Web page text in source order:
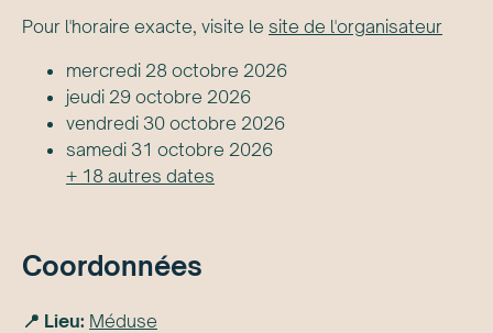
Pour l'horaire exacte, visite le site de l'organisateur
mercredi 28 octobre 2026
jeudi 29 octobre 2026
vendredi 30 octobre 2026
samedi 31 octobre 2026
+ 18 autres dates
Coordonnées
📍 Lieu: Méduse